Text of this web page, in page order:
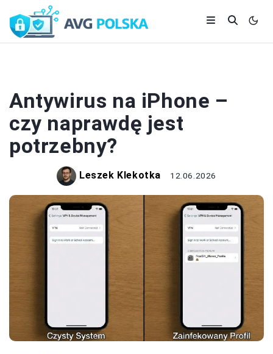
Antywirus na iPhone –
czy naprawdę jest
potrzebny?
Leszek Klekotka 12.06.2026